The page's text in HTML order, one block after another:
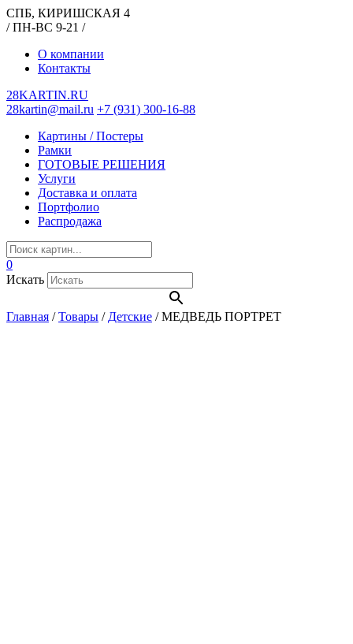
СПБ, КИРИШСКАЯ 4
/ ПН-ВС 9-21 /
О компании
Контакты
28KARTIN.RU
28kartin@mail.ru +7 (931) 300-16-88
Картины / Постеры
Рамки
ГОТОВЫЕ РЕШЕНИЯ
Услуги
Доставка и оплата
Портфолио
Распродажа
0
Искать
Главная /Товары / Детские /МЕДВЕДЬ ПОРТРЕТ